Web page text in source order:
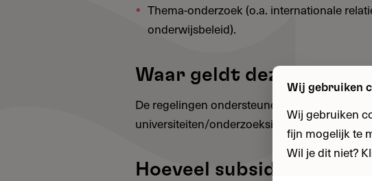
Thema-onderzoek (o.a. internationale
onderwijsbeleid).
Waar geldt deze subsidie?
De regelingen ondersteunen verblijf/
universiteiten/onderzoeksinstellingen).
Hoeveel subsidie is
Wij gebruiken
Wij gebruiken
fijn mogelijk te
Wil je dit niet?